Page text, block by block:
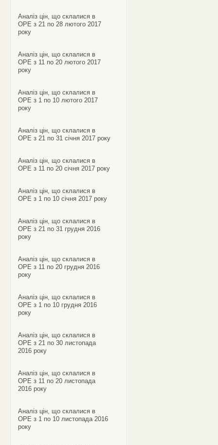
Аналіз цін, що склалися в
ОРЕ з 21 по 28 лютого 2017
року
Аналіз цін, що склалися в
ОРЕ з 11 по 20 лютого 2017
року
Аналіз цін, що склалися в
ОРЕ з 1 по 10 лютого 2017
року
Аналіз цін, що склалися в
ОРЕ з 21 по 31 січня 2017 року
Аналіз цін, що склалися в
ОРЕ з 11 по 20 січня 2017 року
Аналіз цін, що склалися в
ОРЕ з 1 по 10 січня 2017 року
Аналіз цін, що склалися в
ОРЕ з 21 по 31 грудня 2016
року
Аналіз цін, що склалися в
ОРЕ з 11 по 20 грудня 2016
року
Аналіз цін, що склалися в
ОРЕ з 1 по 10 грудня 2016
року
Аналіз цін, що склалися в
ОРЕ з 21 по 30 листопада
2016 року
Аналіз цін, що склалися в
ОРЕ з 11 по 20 листопада
2016 року
Аналіз цін, що склалися в
ОРЕ з 1 по 10 листопада 2016
року